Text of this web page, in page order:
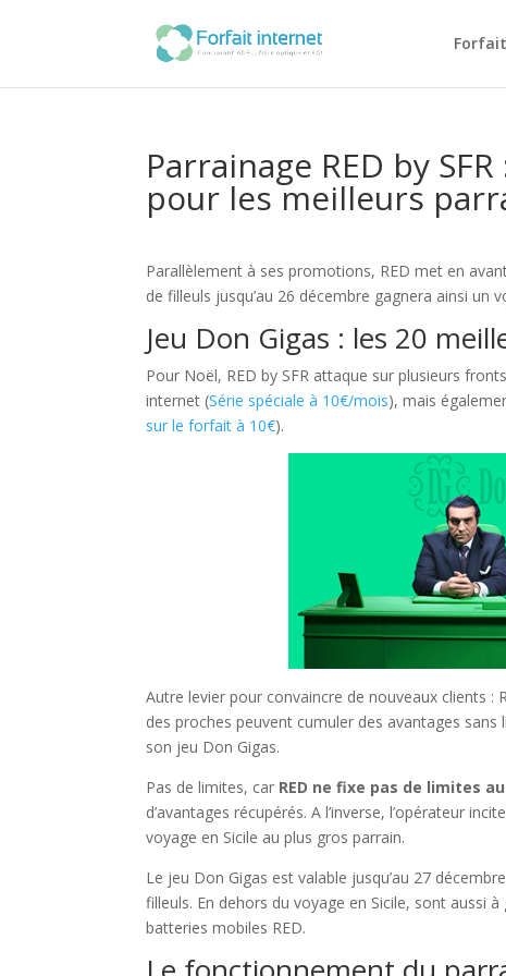
Parrainage RED by
pour les meilleurs
Parallèlement à ses promotions, RED met en
de filleuls jusqu’au 26 décembre gagnera ainsi un
Jeu Don Gigas : les 20
Pour Noël, RED by SFR attaque sur plusieurs
internet (Série spéciale à 10€/mois), mais
sur le forfait à 10€).
Autre levier pour convaincre de nouveaux clients
des proches peuvent cumuler des avantages
son jeu Don Gigas.
Pas de limites, car RED ne fixe pas de limites
d’avantages récupérés. A l’inverse, l’opérateur
voyage en Sicile au plus gros parrain.
Le jeu Don Gigas est valable jusqu’au 27
filleuls. En dehors du voyage en Sicile, sont aussi
batteries mobiles RED.